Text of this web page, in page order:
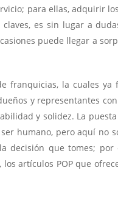
para ellas, adquirir
es sin lugar a
puede llegar a
franquicias, la cuales
y representantes
y solidez. La
humano, pero aquí no
decisión que tomes; por
artículos POP que